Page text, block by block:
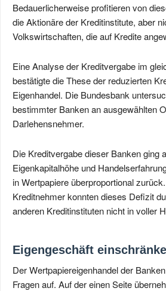
Bedauerlicherweise profitieren von
die Aktionäre der Kreditinstitute, aber
Volkswirtschaften, die auf Kredite
Eine Analyse der Kreditvergabe im
bestätigte die These der reduzierten
Eigenhandel. Die Bundesbank
bestimmter Banken an ausgewählten
Darlehensnehmer.
Die Kreditvergabe dieser Banken ging
Eigenkapitalhöhe und
in Wertpapiere überproportional
Kreditnehmer konnten dieses Defizit
anderen Kreditinstituten nicht in voller
Eigengeschäft
Der Wertpapiereigenhandel der
Fragen auf. Auf der einen Seite